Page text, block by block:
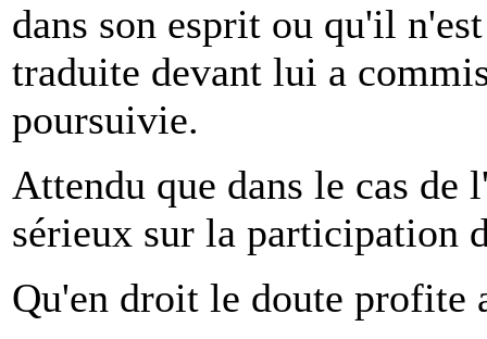
dans son esprit ou qu'il
traduite devant lui a
poursuivie.
Attendu que dans le cas de
sérieux sur la participation
Qu'en droit le doute profite